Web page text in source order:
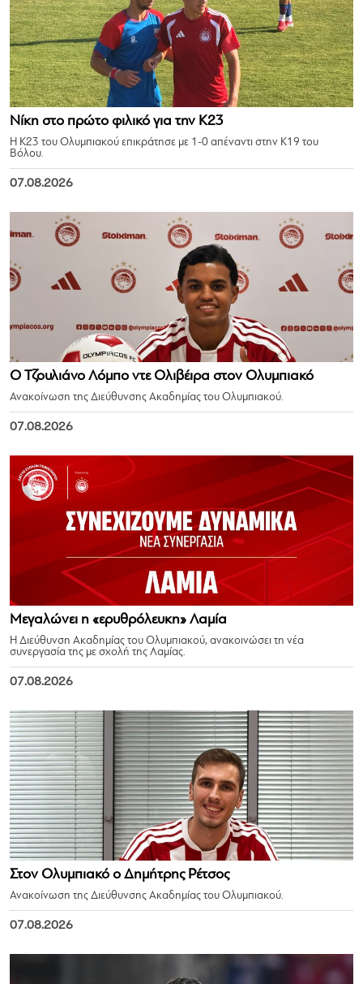
Νίκη στο πρώτο φιλικό για την Κ23
Η Κ23 του Ολυμπιακού επικράτησε με 1-0 απέναντι στην Κ19 του
Βόλου.
07.08.2026
Ο Τζουλιάνο Λόμπο ντε Ολιβέιρα στον Ολυμπιακό
Ανακοίνωση της Διεύθυνσης Ακαδημίας του Ολυμπιακού.
07.08.2026
Μεγαλώνει η «ερυθρόλευκη» Λαμία
Η Διεύθυνση Ακαδημίας του Ολυμπιακού, ανακοινώσει τη νέα
συνεργασία της με σχολή της Λαμίας.
07.08.2026
Στον Ολυμπιακό ο Δημήτρης Ρέτσος
Ανακοίνωση της Διεύθυνσης Ακαδημίας του Ολυμπιακού.
07.08.2026